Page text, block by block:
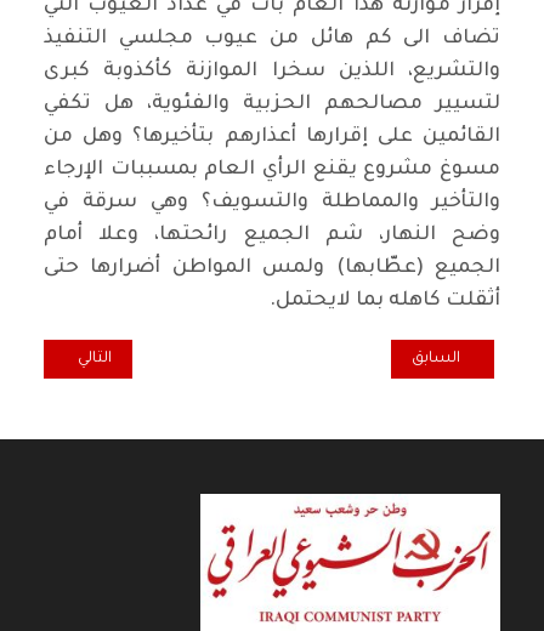
إقرار موازنة هذا العام بات في عداد العيوب التي
تضاف الى كم هائل من عيوب مجلسي التنفيذ
والتشريع، اللذين سخرا الموازنة كأكذوبة كبرى
لتسيير مصالحهم الحزبية والفئوية، هل تكفي
القائمين على إقرارها أعذارهم بتأخيرها؟ وهل من
مسوغ مشروع يقنع الرأي العام بمسببات الإرجاء
والتأخير والمماطلة والتسويف؟ وهي سرقة في
وضح النهار، شم الجميع رائحتها، وعلا أمام
الجميع (عطّابها) ولمس المواطن أضرارها حتى
أثقلت كاهله بما لايحتمل.
المقال السابق: لماذا تخلف المسلمون (الحلقة الرابعة)
السابق المقال التالي:
التالي